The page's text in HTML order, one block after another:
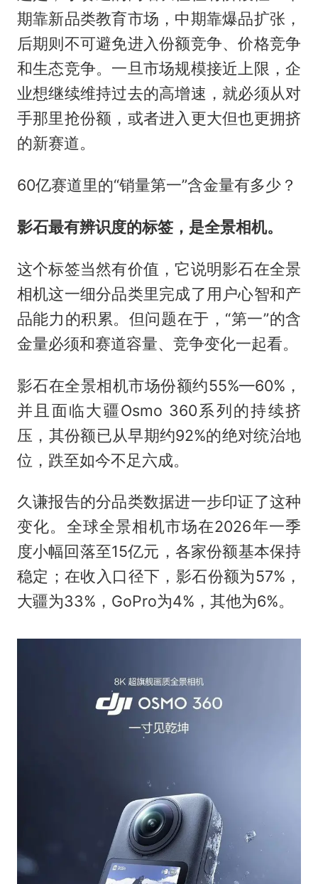
期靠新品类教育市场，中期靠爆品扩张，
后期则不可避免进入份额竞争、价格竞争
和生态竞争。一旦市场规模接近上限，企
业想继续维持过去的高增速，就必须从对
手那里抢份额，或者进入更大但也更拥挤
的新赛道。
60亿赛道里的“销量第一”含金量有多少？
影石最有辨识度的标签，是全景相机。
这个标签当然有价值，它说明影石在全景
相机这一细分品类里完成了用户心智和产
品能力的积累。但问题在于，“第一”的含
金量必须和赛道容量、竞争变化一起看。
影石在全景相机市场份额约55%—60%，
并且面临大疆Osmo 360系列的持续挤
压，其份额已从早期约92%的绝对统治地
位，跌至如今不足六成。
久谦报告的分品类数据进一步印证了这种
变化。全球全景相机市场在2026年一季
度小幅回落至15亿元，各家份额基本保持
稳定；在收入口径下，影石份额为57%，
大疆为33%，GoPro为4%，其他为6%。